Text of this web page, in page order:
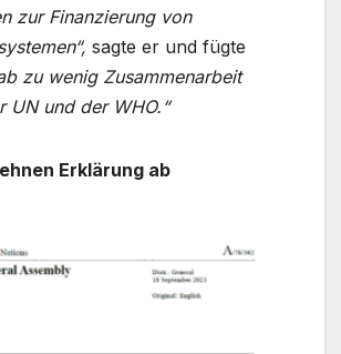
zur Finanzierung von
sagte er und fügte
zu wenig Zusammenarbeit
UN und der WHO.“
Erklärung ab